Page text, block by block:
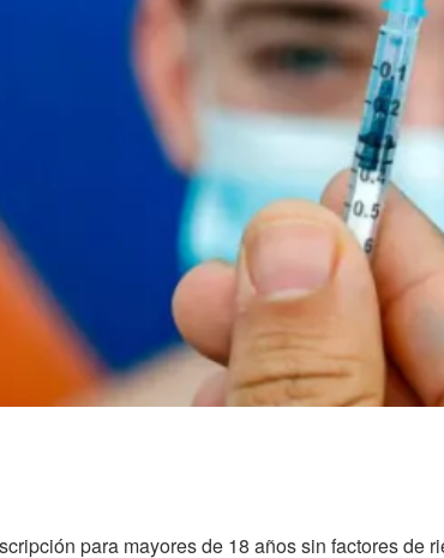
para mayores de 18 años sin factores